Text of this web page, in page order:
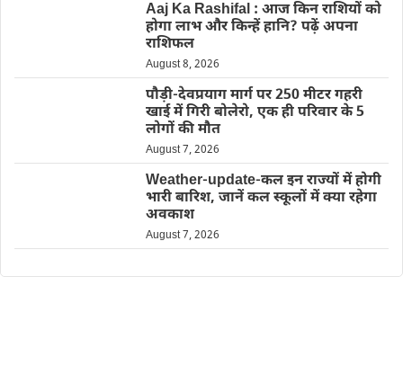
Aaj Ka Rashifal : आज किन राशियों को
होगा लाभ और किन्हें हानि? पढ़ें अपना
राशिफल
August 8, 2026
पौड़ी-देवप्रयाग मार्ग पर 250 मीटर गहरी
खाई में गिरी बोलेरो, एक ही परिवार के 5
लोगों की मौत
August 7, 2026
Weather-update-कल इन राज्यों में होगी
भारी बारिश, जानें कल स्कूलों में क्या रहेगा
अवकाश
August 7, 2026